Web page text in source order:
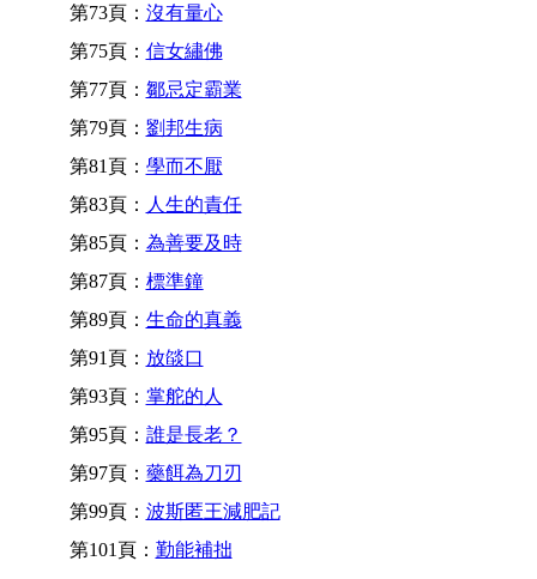
第73頁： 沒有量心
第75頁： 信女繡佛
第77頁： 鄒忌定霸業
第79頁： 劉邦生病
第81頁： 學而不厭
第83頁： 人生的責任
第85頁： 為善要及時
第87頁： 標準鐘
第89頁： 生命的真義
第91頁： 放燄口
第93頁： 掌舵的人
第95頁： 誰是長老？
第97頁： 藥餌為刀刃
第99頁： 波斯匿王減肥記
第101頁： 勤能補拙